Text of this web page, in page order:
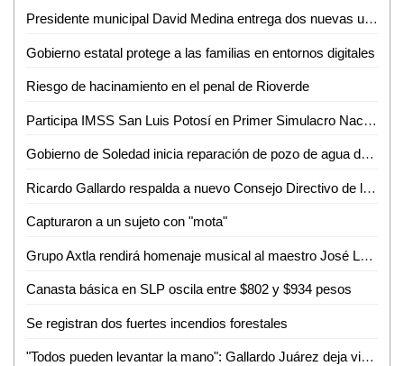
Presidente municipal David Medina entrega dos nuevas unidades blindadas para seguir fortaleciendo la seguridad en Ciudad Valles
Gobierno estatal protege a las familias en entornos digitales
Riesgo de hacinamiento en el penal de Rioverde
Participa IMSS San Luis Potosí en Primer Simulacro Nacional 2026
Gobierno de Soledad inicia reparación de pozo de agua de Interapas "Praderas del Maurel"
Ricardo Gallardo respalda a nuevo Consejo Directivo de la Asociación de Abogados de SLP
Capturaron a un sujeto con "mota"
Grupo Axtla rendirá homenaje musical al maestro José Luis Soto Fraga
Canasta básica en SLP oscila entre $802 y $934 pesos
Se registran dos fuertes incendios forestales
"Todos pueden levantar la mano": Gallardo Juárez deja viva aspiración al 2027